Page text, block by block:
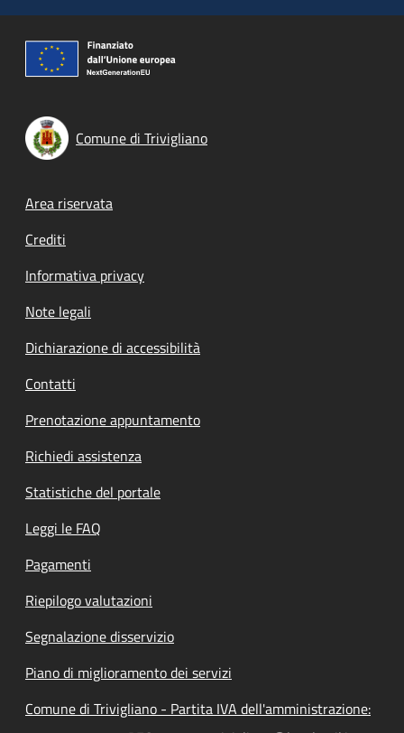
Comune di Trivigliano
Footer menu
Area riservata
Crediti
Informativa privacy
Note legali
Dichiarazione di accessibilità
Contatti
Prenotazione appuntamento
Richiedi assistenza
Statistiche del portale
Leggi le FAQ
Pagamenti
Riepilogo valutazioni
Segnalazione disservizio
Piano di miglioramento dei servizi
Comune di Trivigliano - Partita IVA dell'amministrazione: